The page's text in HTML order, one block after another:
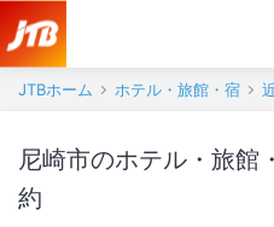
JTBホーム ホテル・旅館・宿
尼崎市のホテル・旅館・宿
約